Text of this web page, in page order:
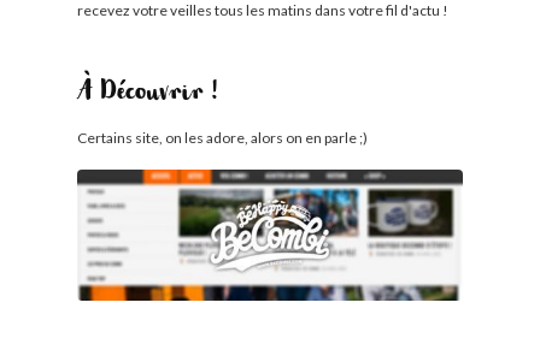
recevez votre veilles tous les matins dans votre fil d'actu !
À Découvrir !
Certains site, on les adore, alors on en parle ;)